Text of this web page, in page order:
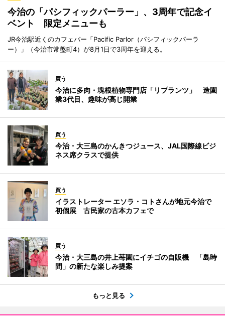
今治の「パシフィックパーラー」、3周年で記念イ
ベント 限定メニューも
JR今治駅近くのカフェバー「Pacific Parlor（パシフィックパーラ
ー）」（今治市常盤町4）が8月1日で3周年を迎える。
買う
今治に多肉・塊根植物専門店「リプランツ」 造園
業3代目、趣味が高じ開業
買う
今治・大三島のかんきつジュース、JAL国際線ビジ
ネス席クラスで提供
買う
イラストレーター エソラ・コトさんが地元今治で
初個展 古民家の古本カフェで
買う
今治・大三島の井上苺園にイチゴの自販機 「島時
間」の新たな楽しみ提案
もっと見る